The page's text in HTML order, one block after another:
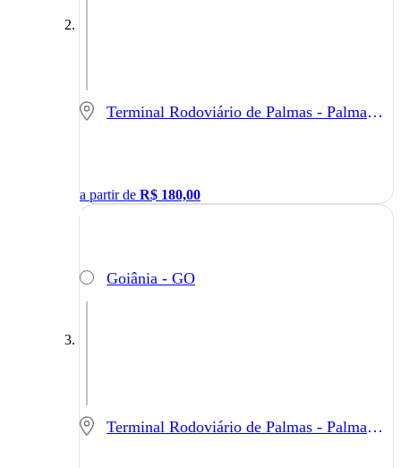
Terminal Rodoviário de Palmas - Palmas - TO
a partir de R$ 180,00
Goiânia - GO
Terminal Rodoviário de Palmas - Palmas - TO